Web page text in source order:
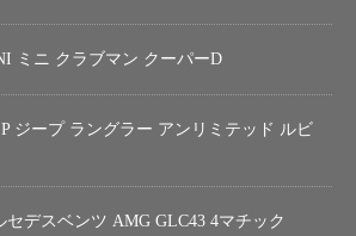
ミニ クラブマン クーパーD
ジープ ラングラー アンリミテッド ルビ
デスベンツ AMG GLC43 4マチック